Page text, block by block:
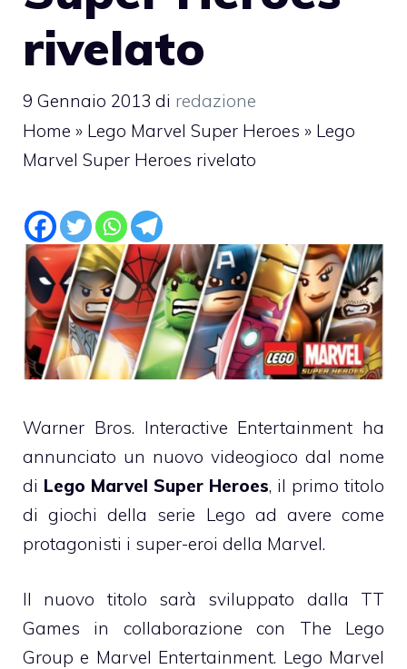
rivelato
9 Gennaio 2013 di redazione
Home » Lego Marvel Super Heroes » Lego
Marvel Super Heroes rivelato
Warner Bros. Interactive Entertainment ha
annunciato un nuovo videogioco dal nome
di Lego Marvel Super Heroes, il primo titolo
di giochi della serie Lego ad avere come
protagonisti i super-eroi della Marvel.
Il nuovo titolo sarà sviluppato dalla TT
Games in collaborazione con The Lego
Group e Marvel Entertainment. Lego Marvel